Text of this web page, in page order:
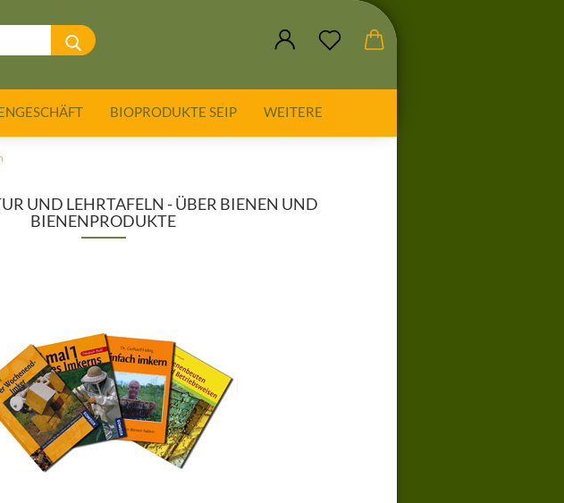
Suche...
BIOPRODUKTE SEIP WEITERE
UND LEHRTAFELN - ÜBER BIENEN UND
BIENENPRODUKTE